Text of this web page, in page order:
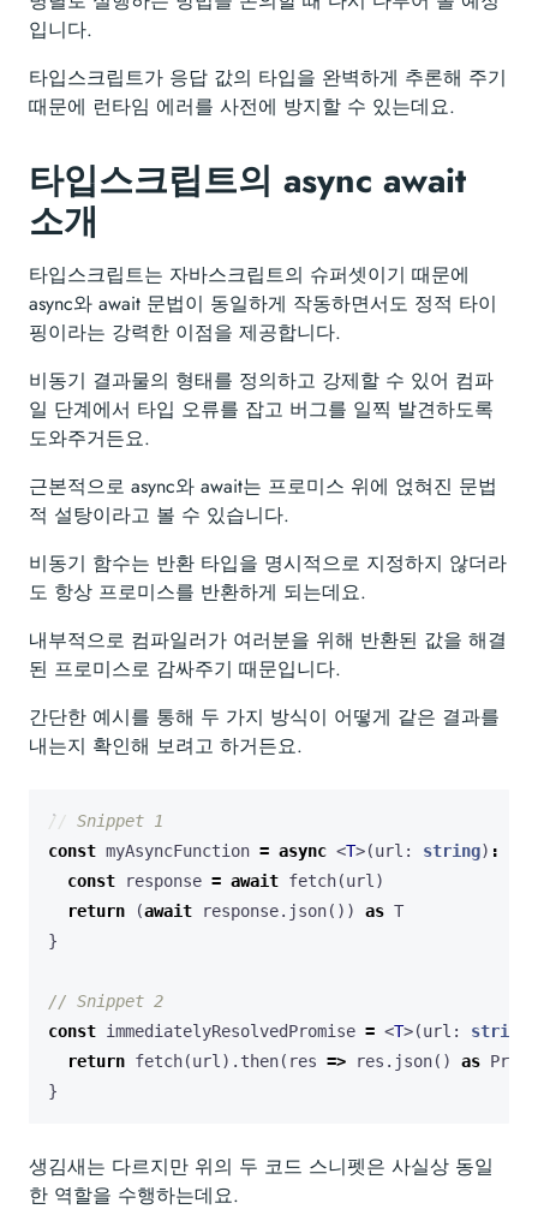
입니다.
타입스크립트가 응답 값의 타입을 완벽하게 추론해 주기
때문에 런타임 에러를 사전에 방지할 수 있는데요.
타입스크립트의 async await
소개
타입스크립트는 자바스크립트의 슈퍼셋이기 때문에
async와 await 문법이 동일하게 작동하면서도 정적 타이
핑이라는 강력한 이점을 제공합니다.
비동기 결과물의 형태를 정의하고 강제할 수 있어 컴파
일 단계에서 타입 오류를 잡고 버그를 일찍 발견하도록
도와주거든요.
근본적으로 async와 await는 프로미스 위에 얹혀진 문법
적 설탕이라고 볼 수 있습니다.
비동기 함수는 반환 타입을 명시적으로 지정하지 않더라
도 항상 프로미스를 반환하게 되는데요.
내부적으로 컴파일러가 여러분을 위해 반환된 값을 해결
된 프로미스로 감싸주기 때문입니다.
간단한 예시를 통해 두 가지 방식이 어떻게 같은 결과를
내는지 확인해 보려고 하거든요.
const myAsyncFunction = async <T>(url : string) :
const
response = await fetch(url )
return
(await response. json()) as T
}
const immediatelyResolvedPromise = <T>(url : string
return fetch(url ). then( res => res . json() as
}
생김새는 다르지만 위의 두 코드 스니펫은 사실상 동일
한 역할을 수행하는데요.